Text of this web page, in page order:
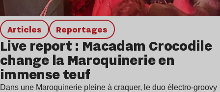
Articles Reportages
Live report : Macadam Crocodile
change la Maroquinerie en
immense teuf
Dans une Maroquinerie pleine à craquer, le duo électro-groovy